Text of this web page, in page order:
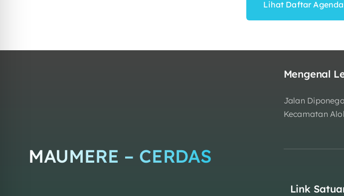
Lihat Daftar
MAUMERE – CERDAS
Mengenal
Jalan
Kecamatan
Link